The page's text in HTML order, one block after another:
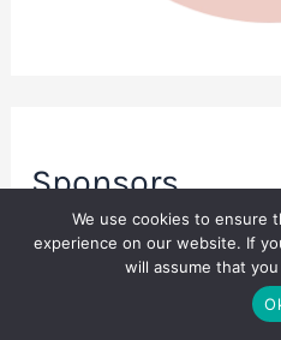
Sponsors
We use cookies to ensure
experience on our website. If
will assume that